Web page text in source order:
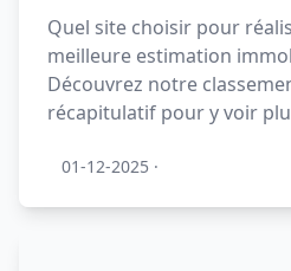
Quel site choisir pour
meilleure estimation
Découvrez notre
récapitulatif pour y voir
01-12-2025 ·